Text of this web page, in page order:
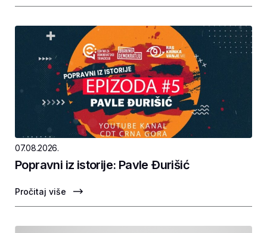
07.08.2026.
Popravni iz istorije: Pavle Ðurišić
Pročitaj više